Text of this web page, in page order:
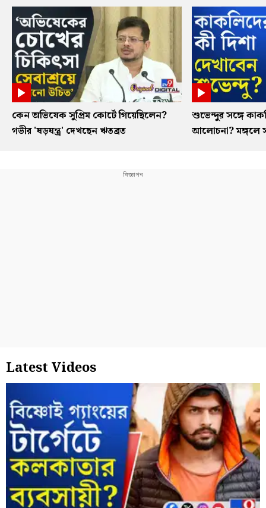
কেন অভিষেক সুপ্রিম কোর্টে গিয়েছিলেন?
গভীর 'ষড়যন্ত্র' দেখছেন ঋতব্রত
শুভেন্দুর সঙ্গে
আলোচনা? মঙ্গলে
Latest Videos